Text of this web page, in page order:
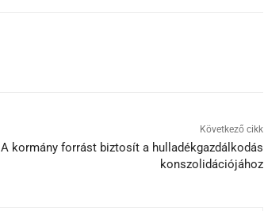
Következő cikk
A kormány forrást biztosít a hulladékgazdálkodás
konszolidációjához